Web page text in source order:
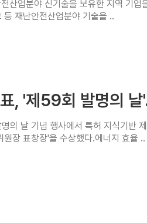
산업분야 신기술을 보유한 지역 기
재난안전산업분야 기술을 ..
, '제59회 발명의 날
의 날 기념 행사에서 특허 지식기반
장 표창장'을 수상했다.에너지 효율 ..